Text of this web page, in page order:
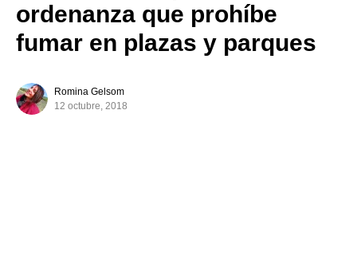
ordenanza que prohíbe
fumar en plazas y parques
Romina Gelsom
12 octubre, 2018